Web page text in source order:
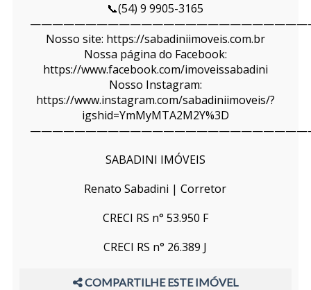
📞(54) 9 9905-3165
Nosso site: https://sabadiniimoveis.com.br
Nossa página do Facebook:
https://www.facebook.com/imoveissabadini
Nosso Instagram:
https://www.instagram.com/sabadiniimoveis/?
igshid=YmMyMTA2M2Y%3D
SABADINI IMÓVEIS
Renato Sabadini | Corretor
CRECI RS n° 53.950 F
CRECI RS n° 26.389 J
COMPARTILHE ESTE IMÓVEL